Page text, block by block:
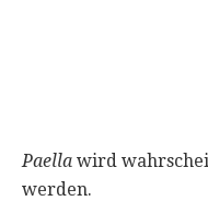
Paella wird
werden.